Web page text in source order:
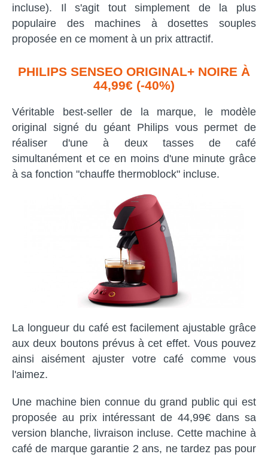
incluse). Il s'agit tout simplement de la plus
populaire des machines à dosettes souples
proposée en ce moment à un prix attractif.
PHILIPS SENSEO ORIGINAL+ NOIRE À
44,99€ (-40%)
Véritable best-seller de la marque, le modèle
original signé du géant Philips vous permet de
réaliser d'une à deux tasses de café
simultanément et ce en moins d'une minute grâce
à sa fonction "chauffe thermoblock" incluse.
La longueur du café est facilement ajustable grâce
aux deux boutons prévus à cet effet. Vous pouvez
ainsi aisément ajuster votre café comme vous
l'aimez.
Une machine bien connue du grand public qui est
proposée au prix intéressant de 44,99€ dans sa
version blanche, livraison incluse. Cette machine à
café de marque garantie 2 ans, ne tardez pas pour